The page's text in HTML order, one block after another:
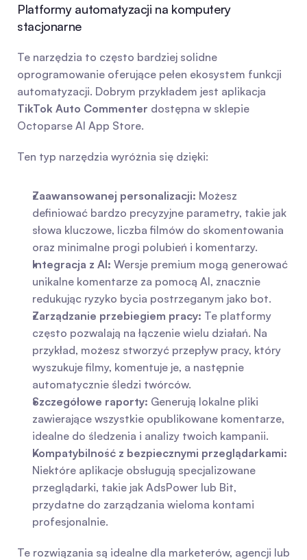
Platformy automatyzacji na komputery
stacjonarne
Te narzędzia to często bardziej solidne
oprogramowanie oferujące pełen ekosystem funkcji
TikTok Auto Commenter dostępna w sklepie
Octoparse AI App Store.
Ten typ narzędzia wyróżnia się dzięki:
Zaawansowanej personalizacji: Możesz
definiować bardzo precyzyjne parametry, takie jak
słowa kluczowe, liczba filmów do skomentowania
oraz minimalne progi polubień i komentarzy.
Integracja z AI: Wersje premium mogą generować
unikalne komentarze za pomocą AI, znacznie
redukując ryzyko bycia postrzeganym jako bot.
Zarządzanie przebiegiem pracy: Te platformy
często pozwalają na łączenie wielu działań. Na
przykład, możesz stworzyć przepływ pracy, który
wyszukuje filmy, komentuje je, a następnie
automatycznie śledzi twórców.
Szczegółowe raporty: Generują lokalne pliki
zawierające wszystkie opublikowane komentarze,
idealne do śledzenia i analizy twoich kampanii.
Kompatybilność z bezpiecznymi przeglądarkami:
Niektóre aplikacje obsługują specjalizowane
przeglądarki, takie jak AdsPower lub Bit,
przydatne do zarządzania wieloma kontami
profesjonalnie.
Te rozwiązania są idealne dla marketerów, agencji lub